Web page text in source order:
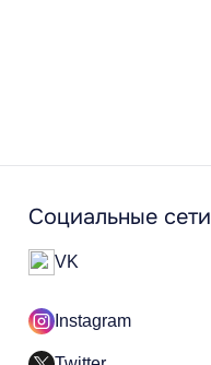
Социальные сети
VK
Instagram